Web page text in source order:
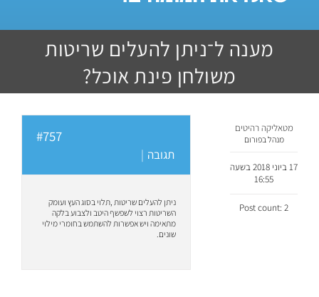
מענה ל־ניתן להעלים שריטות
משולחן פינת אוכל?
מטאליקה רהיטים
מנהל בפורום
17 ביוני 2018 בשעה
16:55
Post count: 2
#757
תגובה |
ניתן להעלים שריטות ,תלוי בסוג העץ ועומק
השריטות רצוי לשפשף היטב ולצבוע בלקה
מתאימה ויש אפשרות להשתמש בחומרי מילוי
שונים.